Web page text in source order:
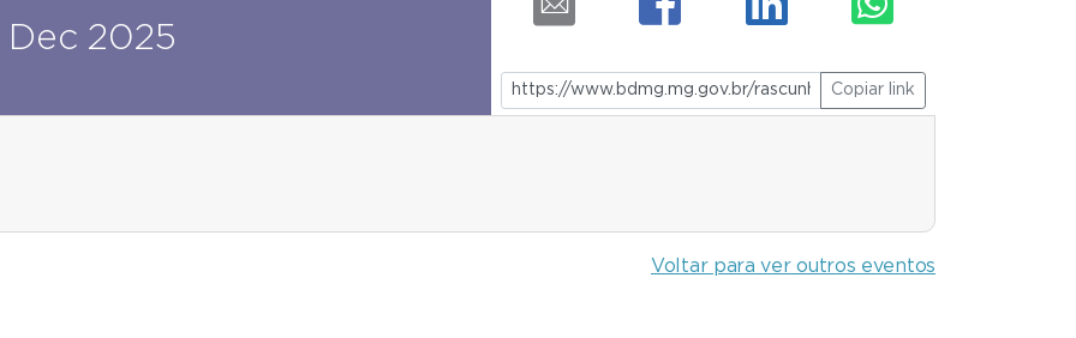
Dec 2025
Copiar link
Voltar para ver outros eventos